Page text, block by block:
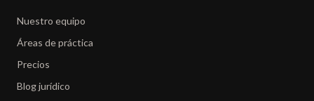
Nuestro equipo
Áreas de práctica
Precios
Blog jurídico